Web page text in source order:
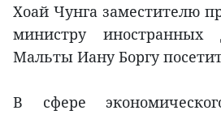
Хоай Чунга заместителю
министру
Мальты Иану Боргу
В сфере